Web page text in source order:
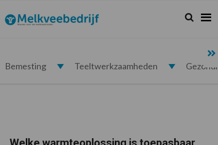
de
hoofdnavigatie
de
hoofd
de
eerste
de
voettekst
Melkveebedrijf.nl Zoeken...
Zoek
Bemesting Teeltwerkzaamheden